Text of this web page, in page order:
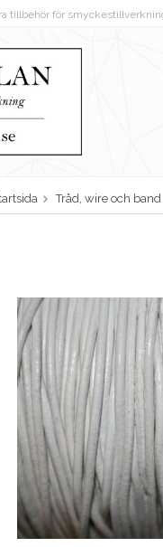
tillbehör för
Tråd, wire och band